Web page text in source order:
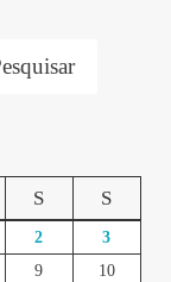
S S
2
3
9
10